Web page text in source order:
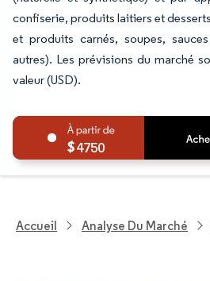
confiserie, produits laitiers et
et produits carnés, soupes,
autres). Les prévisions du marché
valeur (USD).
4750
Accueil Analyse Du Marché